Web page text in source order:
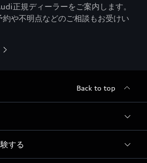
正規ディーラーをご案内します。
約や不明点などのご相談もお受けい
Back to top
する